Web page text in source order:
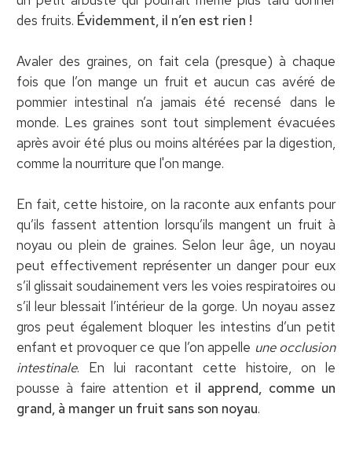
des fruits. Évidemment, il n’en est rien !
Avaler des graines, on fait cela (presque) à chaque
fois que l’on mange un fruit et aucun cas avéré de
pommier intestinal n’a jamais été recensé dans le
monde. Les graines sont tout simplement évacuées
après avoir été plus ou moins altérées par la digestion,
comme la nourriture que l'on mange.
En fait, cette histoire, on la raconte aux enfants pour
qu’ils fassent attention lorsqu’ils mangent un fruit à
noyau ou plein de graines. Selon leur âge, un noyau
peut effectivement représenter un danger pour eux
s’il glissait soudainement vers les voies respiratoires ou
s’il leur blessait l’intérieur de la gorge. Un noyau assez
gros peut également bloquer les intestins d’un petit
enfant et provoquer ce que l’on appelle une occlusion
intestinale. En lui racontant cette histoire, on le
pousse à faire attention et il apprend, comme un
grand, à manger un fruit sans son noyau.